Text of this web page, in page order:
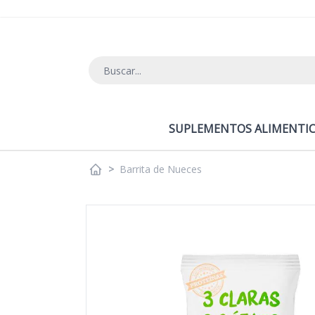
SUPLEMENTOS
> Barrita de Nueces